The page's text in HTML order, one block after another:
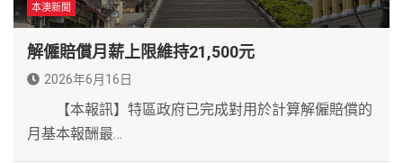
本澳新聞
解僱賠償月薪上限維持21,500元
2026年6月16日
【本報訊】特區政府已完成對用於計算解僱賠償的
月基本報酬最…